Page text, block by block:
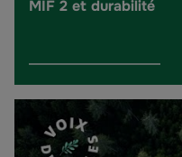
MIF 2 et durabilité